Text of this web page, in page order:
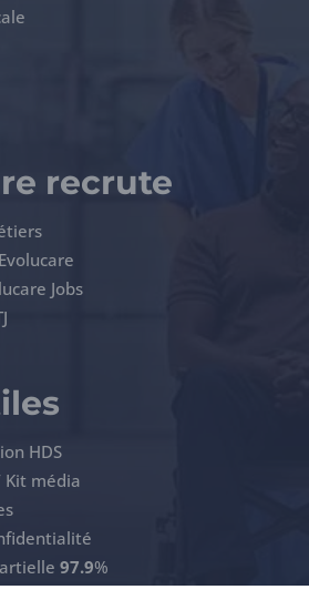
recrute
Jobs
HDS
Kit média
97.9%